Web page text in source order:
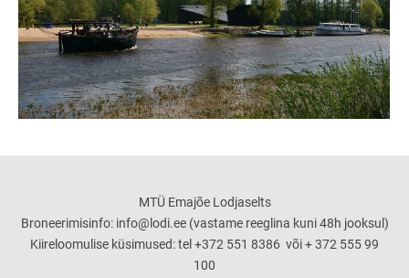
MTÜ Emajõe Lodjaselts
Broneerimisinfo: info@lodi.ee (vastame reeglina kuni 48h jooksul)
Kiireloomulise küsimused: tel +372 551 8386 või + 372 555 99
100